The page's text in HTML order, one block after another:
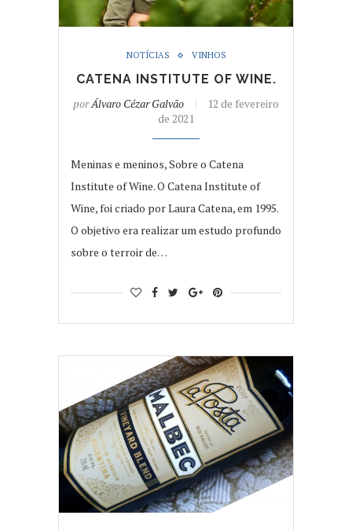
NOTÍCIAS VINHOS
CATENA INSTITUTE OF WINE.
porÁlvaro Cézar Galvão
12 de fevereiro
de 2021
Meninas e meninos, Sobre o Catena
Institute of Wine. O Catena Institute of
Wine, foi criado por Laura Catena, em 1995.
O objetivo era realizar um estudo profundo
sobre o terroir de…